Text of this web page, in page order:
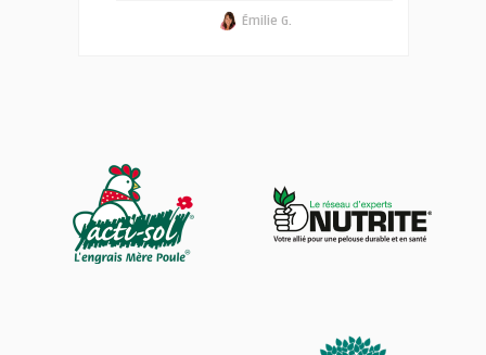
Émilie G.